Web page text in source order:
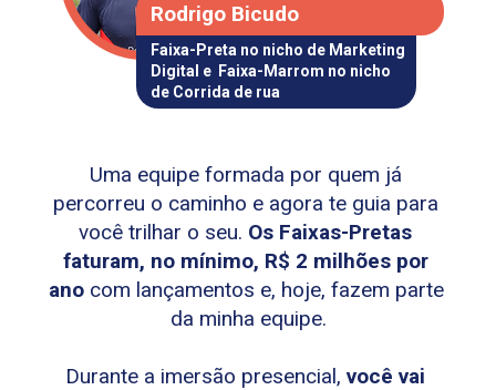
Rodrigo Bicudo
Faixa-Preta no nicho de Marketing
Digital e
  Faixa-Marrom
no nicho
d e Corrida de rua
Uma equipe formada por quem já
percorreu o caminho e agora te guia para
você trilhar o seu. Os Faixas-Pretas
faturam, no mínimo, R$ 2 milhões por
ano com lançamentos e, hoje, fazem parte
da minha equipe.
Durante a imersão presencial, você vai